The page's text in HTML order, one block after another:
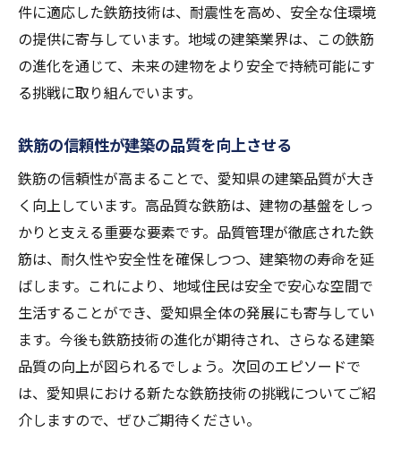
件に適応した鉄筋技術は、耐震性を高め、安全な住環境
の提供に寄与しています。地域の建築業界は、この鉄筋
の進化を通じて、未来の建物をより安全で持続可能にす
る挑戦に取り組んでいます。
鉄筋の信頼性が建築の品質を向上させる
鉄筋の信頼性が高まることで、愛知県の建築品質が大き
く向上しています。高品質な鉄筋は、建物の基盤をしっ
かりと支える重要な要素です。品質管理が徹底された鉄
筋は、耐久性や安全性を確保しつつ、建築物の寿命を延
ばします。これにより、地域住民は安全で安心な空間で
生活することができ、愛知県全体の発展にも寄与してい
ます。今後も鉄筋技術の進化が期待され、さらなる建築
品質の向上が図られるでしょう。次回のエピソードで
は、愛知県における新たな鉄筋技術の挑戦についてご紹
介しますので、ぜひご期待ください。